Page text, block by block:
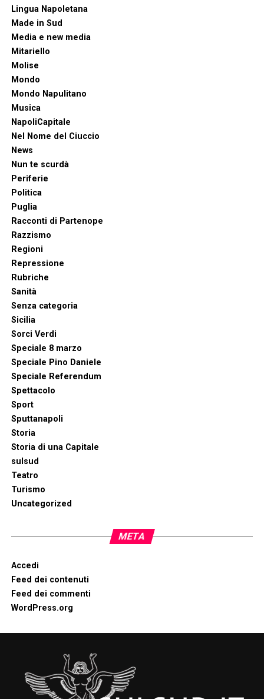
Lingua Napoletana
Made in Sud
Media e new media
Mitariello
Molise
Mondo
Mondo Napulitano
Musica
NapoliCapitale
Nel Nome del Ciuccio
News
Nun te scurdà
Periferie
Politica
Puglia
Racconti di Partenope
Razzismo
Regioni
Repressione
Rubriche
Sanità
Senza categoria
Sicilia
Sorci Verdi
Speciale 8 marzo
Speciale Pino Daniele
Speciale Referendum
Spettacolo
Sport
Sputtanapoli
Storia
Storia di una Capitale
sulsud
Teatro
Turismo
Uncategorized
META
Accedi
Feed dei contenuti
Feed dei commenti
WordPress.org